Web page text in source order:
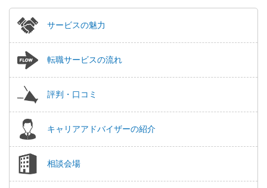
サービスの魅力
転職サービスの流れ
評判・口コミ
キャリアアドバイザーの紹介
相談会場